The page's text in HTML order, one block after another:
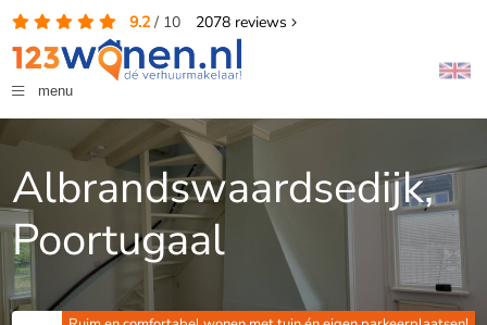
9.2/ 10 2078reviews
menu
Albrandswaardsedijk,
Poortugaal